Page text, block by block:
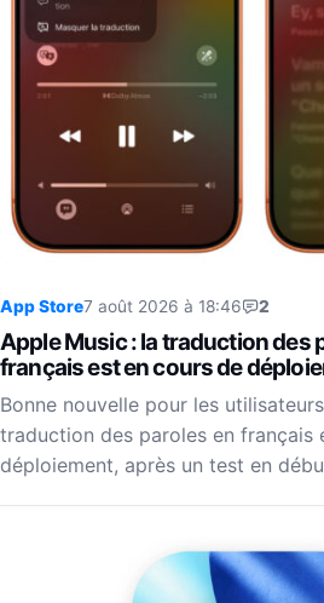
App Store7 août 2026 à 18:46 2
Apple Music : la traduction des
français est en cours de
Bonne nouvelle pour les
traduction des paroles en français
déploiement, après un test en